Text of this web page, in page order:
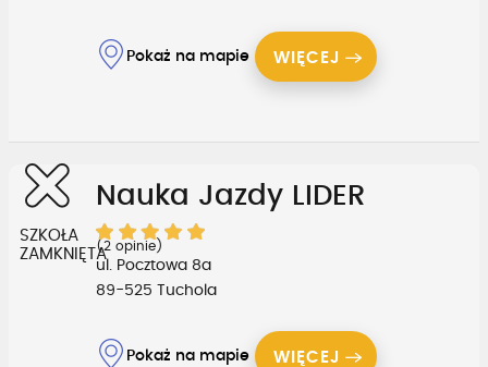
Pokaż na mapie WIĘCEJ
SZKOŁA
ZAMKNIĘTA
Nauka Jazdy LIDER
(2 opinie)
ul. Pocztowa 8a
89-525 Tuchola
Pokaż na mapie WIĘCEJ